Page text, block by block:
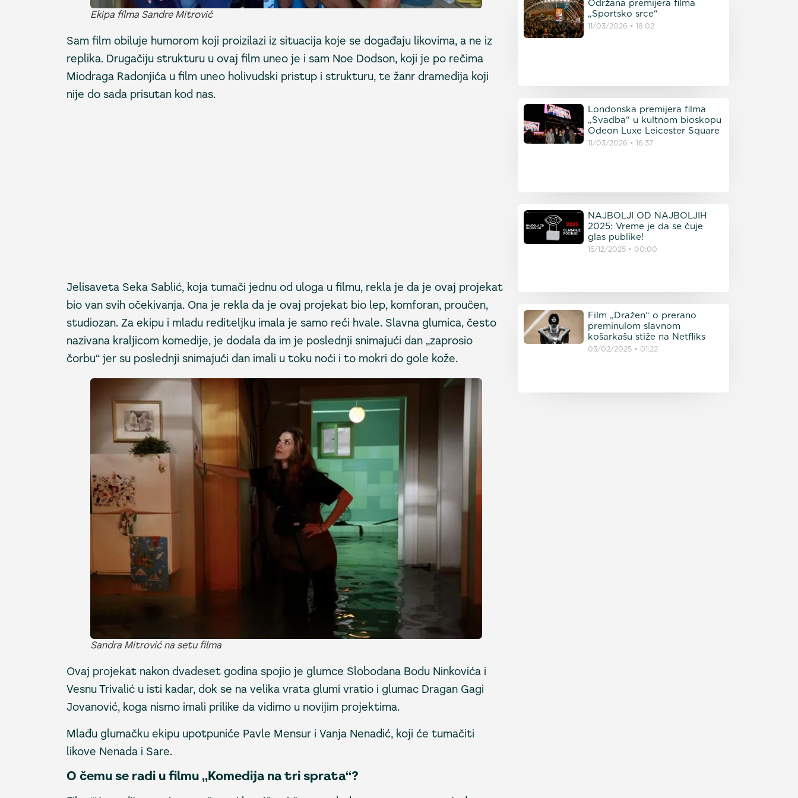
Ekipa filma Sandre Mitrović
Sam film obiluje humorom koji proizilazi iz situacija koje se događaju likovima, a ne iz
replika. Drugačiju strukturu u ovaj film uneo je i sam Noe Dodson, koji je po rečima
Miodraga Radonjića u film uneo holivudski pristup i strukturu, te žanr dramedija koji
nije do sada prisutan kod nas.
Jelisaveta Seka Sablić, koja tumači jednu od uloga u filmu, rekla je da je ovaj projekat
bio van svih očekivanja. Ona je rekla da je ovaj projekat bio lep, komforan, proučen,
studiozan. Za ekipu i mladu rediteljku imala je samo reći hvale. Slavna glumica, često
nazivana kraljicom komedije, je dodala da im je poslednji snimajući dan „zaprosio
čorbu“ jer su poslednji snimajući dan imali u toku noći i to mokri do gole kože.
Sandra Mitrović na setu filma
Ovaj projekat nakon dvadeset godina spojio je glumce Slobodana Bodu Ninkovića i
Vesnu Trivalić u isti kadar, dok se na velika vrata glumi vratio i glumac Dragan Gagi
Jovanović, koga nismo imali prilike da vidimo u novijim projektima.
Mlađu glumačku ekipu upotpuniće Pavle Mensur i Vanja Nenadić, koji će tumačiti
likove Nenada i Sare.
O čemu se radi u filmu „Komedija na tri sprata“?
Održana premijera filma
„Sportsko srce“
11/03/2026 18:02
Londonska premijera filma
„Svadba“ u kultnom bioskopu
Odeon Luxe Leicester Square
11/03/2026 16:37
NAJBOLJI OD NAJBOLJIH
2025: Vreme je da se čuje
glas publike!
15/12/2025 00:00
Film „Dražen“ o prerano
preminulom slavnom
košarkašu stiže na Netfliks
03/02/2025 01:22